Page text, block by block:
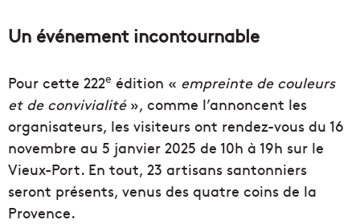
Un événement incontournable
Pour cette 222e édition « empreinte de couleurs
et de convivialité», comme l’annoncent les
organisateurs, les visiteurs ont rendez-vous du 16
novembre au 5 janvier 2025 de 10h à 19h sur le
Vieux-Port. En tout, 23 artisans santonniers
seront présents, venus des quatre coins de la
Provence.